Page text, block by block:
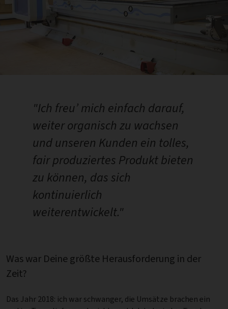
"Ich freu’ mich einfach darauf,
weiter organisch zu wachsen
und unseren Kunden ein tolles,
fair produziertes Produkt bieten
zu können, das sich
kontinuierlich
weiterentwickelt."
Was war Deine größte Herausforderung in der
Zeit?
Das Jahr 2018: ich war schwanger, die Umsätze brachen ein